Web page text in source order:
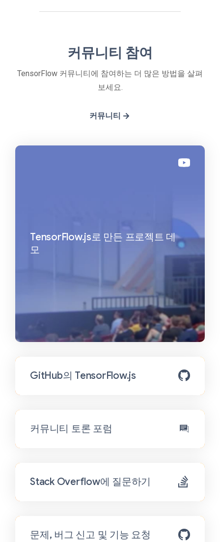
커뮤니티 참여
TensorFlow 커뮤니티에 참여하는 더 많은 방법을 살펴
보세요.
커뮤니티
TensorFlow.js로 만든 프로젝트 데
모
GitHub의 TensorFlow.js
커뮤니티 토론 포럼
Stack Overflow에 질문하기
문제, 버그 신고 및 기능 요청